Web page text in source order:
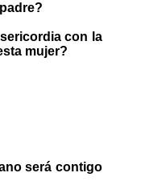
con la
mujer?
será contigo